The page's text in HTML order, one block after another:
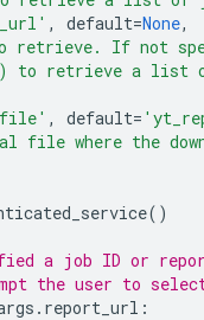
, default=None,
retrieve. If not
to retrieve a list
, default=
file where the
()
a job ID or
the user to
. report_url :